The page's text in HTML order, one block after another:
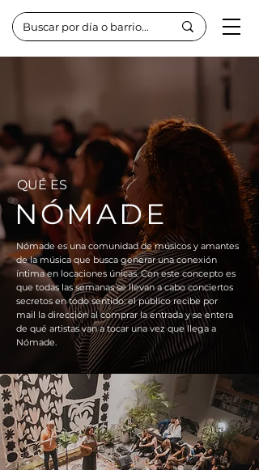
QUÉ ES
NÓMADE
Nómade es una comunidad de músicos y amantes
de la música que busca generar una conexión
íntima en locaciones únicas. Con este concepto es
que todas las semanas se llevan a cabo conciertos
secretos en todo sentido: el público recibe por
mail la dirección al comprar la entrada y se entera
de qué artistas van a tocar una vez que llega a
Nómade.